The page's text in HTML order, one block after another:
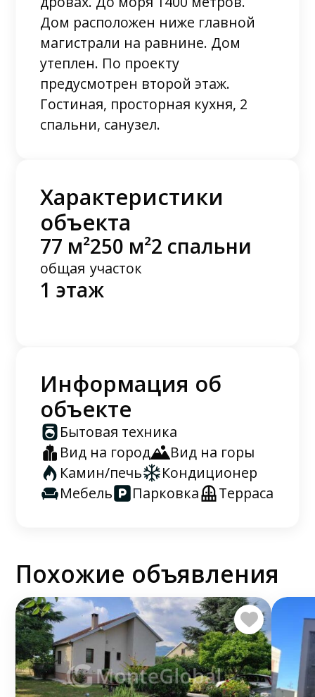
Дом расположен ниже главной
магистрали на равнине. Дом
утеплен. По проекту
предусмотрен второй этаж.
Гостиная, просторная кухня, 2
спальни, санузел.
Характеристики
объекта
77 м²
общая
250 м²
участок
2 спальни
1 этаж
Информация об
объекте
Бытовая техника
Вид на город
Вид на горы
Камин/печь
Кондиционер
Мебель
Парковка Терраса
Похожие объявления